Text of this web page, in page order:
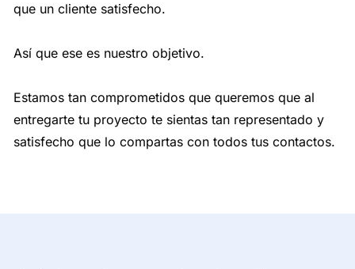
que un cliente satisfecho.
Así que ese es nuestro objetivo.
Estamos tan comprometidos que queremos que al
entregarte tu proyecto te sientas tan representado y
satisfecho que lo compartas con todos tus contactos.